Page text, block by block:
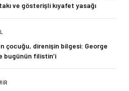
ve gösterişli kıyafet yasağı
çocuğu, direnişin bilgesi: George
bugünün filistin’i